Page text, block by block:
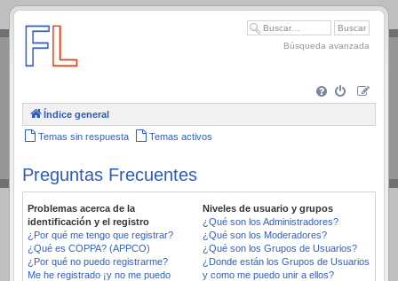
.
Búsqueda avanzada
Índice general
Temas sin respuesta Temas activos
Preguntas Frecuentes
Problemas acerca de la
identificación y el registro
¿Por qué me tengo que registrar?
¿Qué es COPPA? (APPCO)
¿Por qué no puedo registrarme?
Me he registrado ¡y no me puedo
Niveles de usuario y grupos
¿Qué son los Administradores?
¿Qué son los Moderadores?
¿Qué son los Grupos de Usuarios?
¿Donde están los Grupos de Usuarios
y como me puedo unir a ellos?